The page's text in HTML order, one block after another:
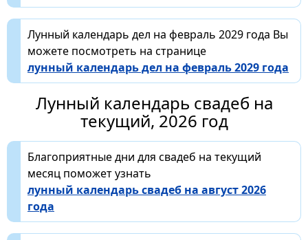
Лунный календарь дел на февраль 2029 года Вы
можете посмотреть на странице
лунный календарь дел на февраль 2029 года
Лунный календарь свадеб на
текущий, 2026 год
Благоприятные дни для свадеб на текущий
месяц поможет узнать
лунный календарь свадеб на август 2026
года